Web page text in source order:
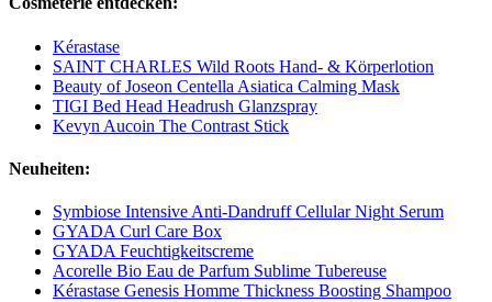
Kérastase
SAINT CHARLES Wild Roots Hand- & Körperlotion
Beauty of Joseon Centella Asiatica Calming Mask
TIGI Bed Head Headrush Glanzspray
Kevyn Aucoin The Contrast Stick
Neuheiten:
Symbiose Intensive Anti-Dandruff Cellular Night Serum
GYADA Curl Care Box
GYADA Feuchtigkeitscreme
Acorelle Bio Eau de Parfum Sublime Tubereuse
Kérastase Genesis Homme Thickness Boosting Shampoo